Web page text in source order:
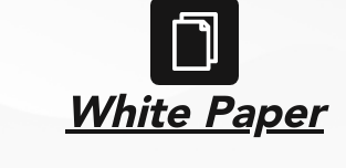
White Paper